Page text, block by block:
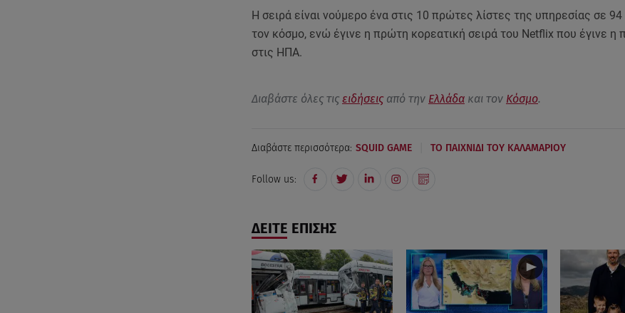
Η σειρά είναι νούμερο ένα στις 10 πρώτες λίστες της υπηρεσίας σε
τον κόσμο, ενώ έγινε η πρώτη κορεατική σειρά του Netflix που έγινε η
στις ΗΠΑ.
Διαβάστε όλες τις ειδήσειςαπό την Ελλάδακαι τον Κόσμο.
Διαβάστε περισσότερα: SQUID GAME ΤΟ ΠΑΙΧΝΙΔΙ ΤΟΥ ΚΑΛΑΜΑΡΙΟΥ
Follow us:
ΔΕΙΤΕ ΕΠΙΣΗΣ